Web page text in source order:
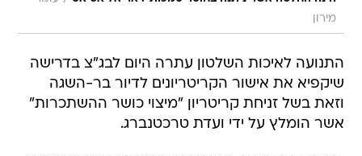
מירון
התנועה לאיכות השלטון עתרה היום לבג"צ בדרישה
שיקפיא את אישור הקריטריונים לדיור בר-השגה
וזאת בשל זניחת קריטריון "מיצוי כושר ההשתכרות"
אשר הומלץ על ידי ועדת טרכטנברג.